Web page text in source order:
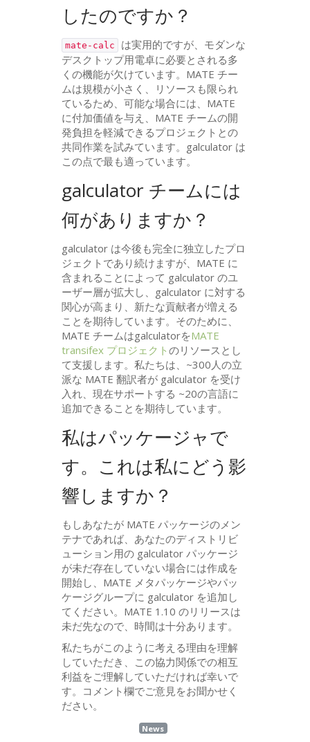
したのですか？
mate-calc
は実用的ですが、モダンな
デスクトップ用電卓に必要とされる多
くの機能が欠けています。 MATE チー
ムは規模が小さく、リソースも限られ
ているため、可能な場合には、 MATE
に付加価値を与え、 MATE チームの開
発負担を軽減できるプロジェクトとの
共同作業を試みています。galculator は
この点で最も適っています。
galculator チームには
何がありますか？
galculator は今後も完全に独立したプロ
ジェクトであり続けますが、 MATE に
含まれることによって galculator のユ
ーザー層が拡大し、galculator に対する
関心が高まり、新たな貢献者が増える
ことを期待しています。そのために、
MATE チームはgalculatorをMATE
transifex プロジェクトのリソースとし
て支援します。私たちは、~300人の立
派な MATE 翻訳者が galculator を受け
入れ、現在サポートする ~20の言語に
追加できることを期待しています。
私はパッケージャで
す。これは私にどう影
響しますか？
もしあなたが MATE パッケージのメン
テナであれば、あなたのディストリビ
ューション用の galculator パッケージ
が未だ存在していない場合には作成を
開始し、 MATE メタパッケージやパッ
ケージグループに galculator を追加し
てください。 MATE 1.10 のリリースは
未だ先なので、時間は十分あります。
私たちがこのように考える理由を理解
していただき、この協力関係での相互
利益をご理解していただければ幸いで
す。コメント欄でご意見をお聞かせく
ださい。
News